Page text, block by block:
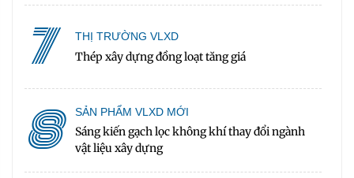
7 THỊ TRƯỜNG VLXD
Thép xây dựng đồng loạt tăng giá
8 SẢN PHẨM VLXD MỚI
Sáng kiến gạch lọc không khí thay đổi ngành
vật liệu xây dựng